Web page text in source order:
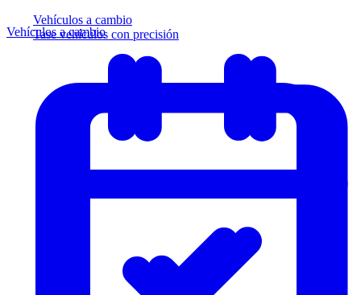
Vehículos a cambio
Tase vehículos con precisión
Vehículos a cambio